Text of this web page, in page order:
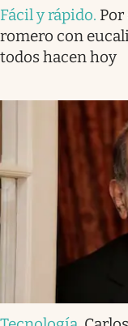
Fácil y rápido. Por
romero con
todos hacen hoy